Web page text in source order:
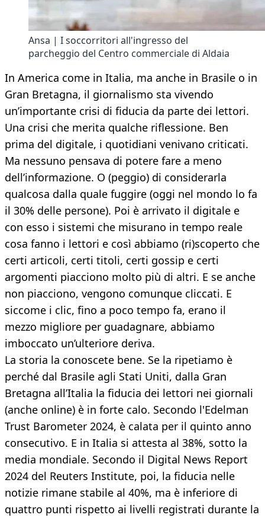
Ansa | I soccorritori all'ingresso del
parcheggio del Centro commerciale di Aldaia
In America come in Italia, ma anche in Brasile o in
Gran Bretagna, il giornalismo sta vivendo
un’importante crisi di fiducia da parte dei lettori.
Una crisi che merita qualche riflessione. Ben
prima del digitale, i quotidiani venivano criticati.
Ma nessuno pensava di potere fare a meno
dell’informazione. O (peggio) di considerarla
qualcosa dalla quale fuggire (oggi nel mondo lo fa
il 30% delle persone). Poi è arrivato il digitale e
con esso i sistemi che misurano in tempo reale
cosa fanno i lettori e così abbiamo (ri)scoperto che
certi articoli, certi titoli, certi gossip e certi
argomenti piacciono molto più di altri. E se anche
non piacciono, vengono comunque cliccati. E
siccome i clic, fino a poco tempo fa, erano il
mezzo migliore per guadagnare, abbiamo
imboccato un’ulteriore deriva.
La storia la conoscete bene. Se la ripetiamo è
perché dal Brasile agli Stati Uniti, dalla Gran
Bretagna all’Italia la fiducia dei lettori nei giornali
(anche online) è in forte calo. Secondo l'Edelman
Trust Barometer 2024, è calata per il quinto anno
consecutivo. E in Italia si attesta al 38%, sotto la
media mondiale. Secondo il Digital News Report
2024 del Reuters Institute, poi, la fiducia nelle
notizie rimane stabile al 40%, ma è inferiore di
quattro punti rispetto ai livelli registrati durante la